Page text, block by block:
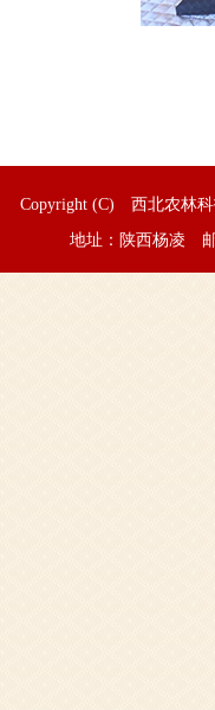
Copyright (C) 西北农林
地址：陕西杨凌